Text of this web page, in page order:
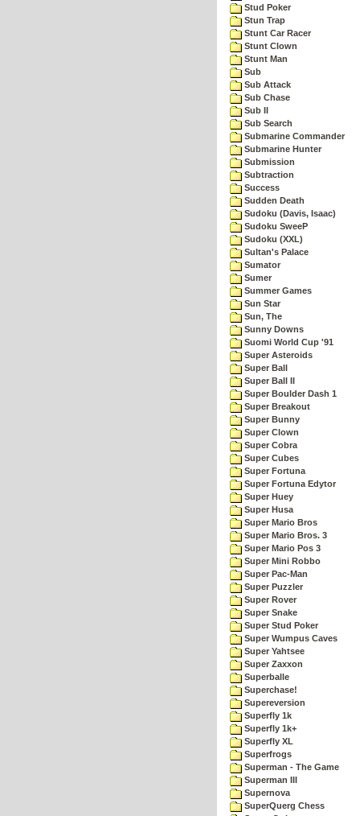
Stud Poker
Stun Trap
Stunt Car Racer
Stunt Clown
Stunt Man
Sub
Sub Attack
Sub Chase
Sub II
Sub Search
Submarine Commander
Submarine Hunter
Submission
Subtraction
Success
Sudden Death
Sudoku (Davis, Isaac)
Sudoku SweeP
Sudoku (XXL)
Sultan's Palace
Sumator
Sumer
Summer Games
Sun Star
Sun, The
Sunny Downs
Suomi World Cup '91
Super Asteroids
Super Ball
Super Ball II
Super Boulder Dash 1
Super Breakout
Super Bunny
Super Clown
Super Cobra
Super Cubes
Super Fortuna
Super Fortuna Edytor
Super Huey
Super Husa
Super Mario Bros
Super Mario Bros. 3
Super Mario Pos 3
Super Mini Robbo
Super Pac-Man
Super Puzzler
Super Rover
Super Snake
Super Stud Poker
Super Wumpus Caves
Super Yahtsee
Super Zaxxon
Superballe
Superchase!
Supereversion
Superfly 1k
Superfly 1k+
Superfly XL
Superfrogs
Superman - The Game
Superman III
Supernova
SuperQuerg Chess